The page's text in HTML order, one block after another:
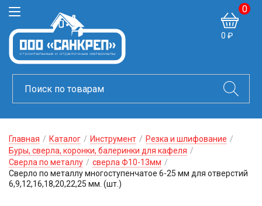
0 ₽
0
Главная / Каталог / Инструмент / Резка и шлифование /
Буры, сверла, коронки, балеринки для кафеля /
Сверла по металлу / сверла Ф10-13мм /
Сверло по металлу многоступенчатое 6-25 мм для отверстий
6,9,12,16,18,20,22,25 мм. (шт.)